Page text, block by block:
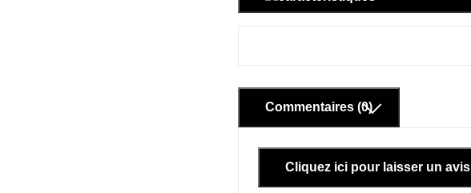
Commentaires (0)
Cliquez ici pour laisser un avis